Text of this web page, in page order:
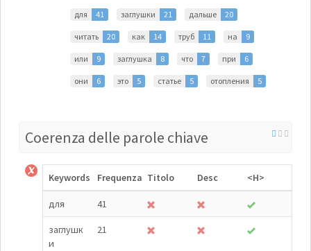
для 41 заглушки 21 дальше 20
читать 20 как 14 труб 11 на 9
или 9 заглушка 8 что 7 при 6
они 6 это 5 статье 5 отопления 5
Coerenza delle parole chiave
Keywords Frequenza Titolo Desc <H>
для 41
заглушк
и
21